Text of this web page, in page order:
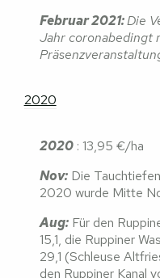
Februar 2021:Die
Jahr coronabedingt
2020
2020 : 13,95 €/ha
Nov: Die
2020 wurde Mitte
Aug: Für den
15,1, die Ruppiner
29,1 (Schleuse
den Ruppiner Kanal